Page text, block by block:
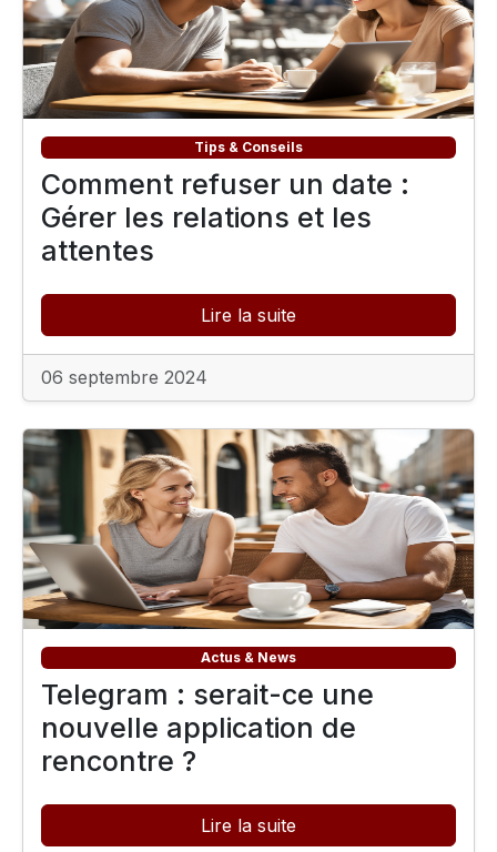
Tips & Conseils
Comment refuser un date :
Gérer les relations et les
attentes
Lire la suite
06 septembre 2024
Actus & News
Telegram : serait-ce une
nouvelle application de
rencontre ?
Lire la suite